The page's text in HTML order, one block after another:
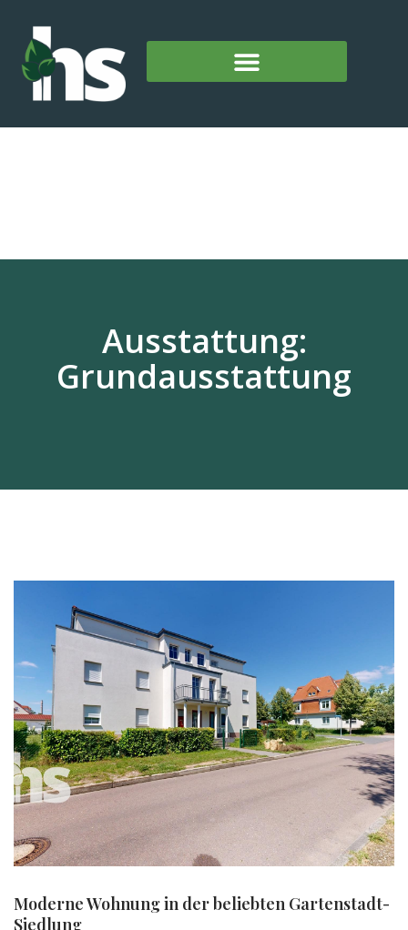
Ausstattung:
Grundausstattung
Moderne Wohnung in der beliebten Gartenstadt-
Siedlung